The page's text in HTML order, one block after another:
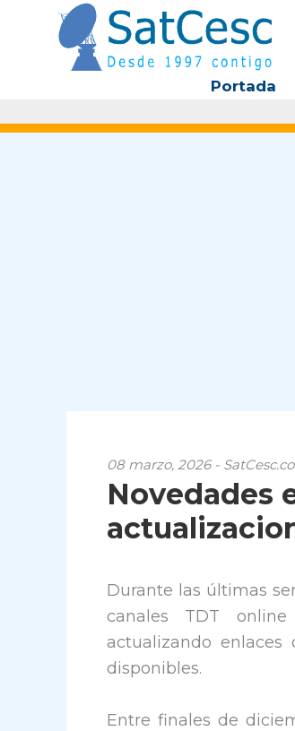
contenido
Portada
08 marzo, 2026 -
Novedades
Durante las últimas
canales TDT
actualizando
disponibles.
Entre finales de